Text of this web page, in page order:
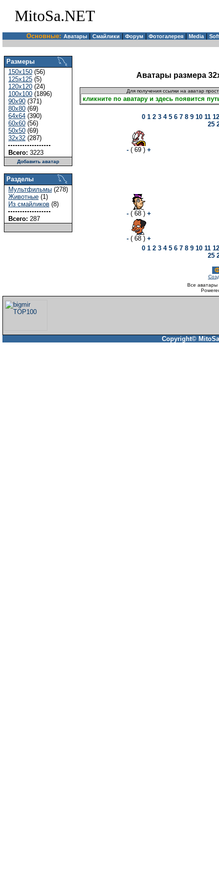
MitoSa.NET
Основные: Аватары Смайлики Форум Фотогалерея Media|
Размеры
150x150 (56)
125x125 (5)
120x120 (24)
100x100 (1896)
90x90 (371)
80x80 (69)
64x64 (390)
60x60 (56)
50x50 (69)
32x32 (287)
Всего: 3223
Добавить аватар
Разделы
Мультфильмы (278)
Животные (1)
Из смайликов (8)
Всего: 287
Аватары размера
Для получения ссылки на аватар
0 1 2 3 4 5 6 7 8 9 10 11 12
25
- ( 69 ) +
- ( 68 ) +
- ( 68 ) +
0 1 2 3 4 5 6 7 8 9 10 11 12
25
Все аватары
Copyright©